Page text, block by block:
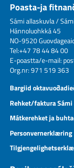
Poasta-ja
Sámi allaskuvla /
Hánnoluohkká 45
NO-9520
Tel:+47 78 44 84 00
E-poastta/e-mail:
Org.nr: 971 519 363
Bargiid
Rehket/faktura
Mátkerehket ja
Personvernerklæring